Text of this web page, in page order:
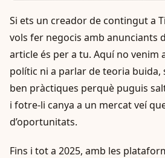
Si ets un creador de contingut a
vols fer negocis amb anunciants
article és per a tu. Aquí no venim
polític ni a parlar de teoria buida,
ben pràctiques perquè puguis
i fotre-li canya a un mercat veí
d’oportunitats.
Fins i tot a 2025, amb les